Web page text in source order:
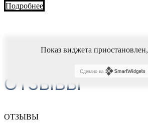
Подробнее
ОТЗЫВЫ
Показ виджета приостановлен,
Сделано на
ОТЗЫВЫ